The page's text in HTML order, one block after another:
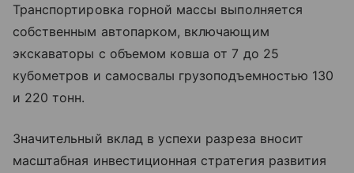
Транспортировка горной массы выполняется
собственным автопарком, включающим
экскаваторы с объемом ковша от 7 до 25
кубометров и самосвалы грузоподъемностью 130
и 220 тонн.
Значительный вклад в успехи разреза вносит
масштабная инвестиционная стратегия развития